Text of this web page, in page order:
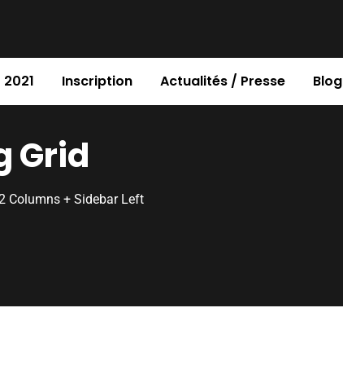
2021 Inscription Actualités / Presse Blog
Grid
Columns + Sidebar Left